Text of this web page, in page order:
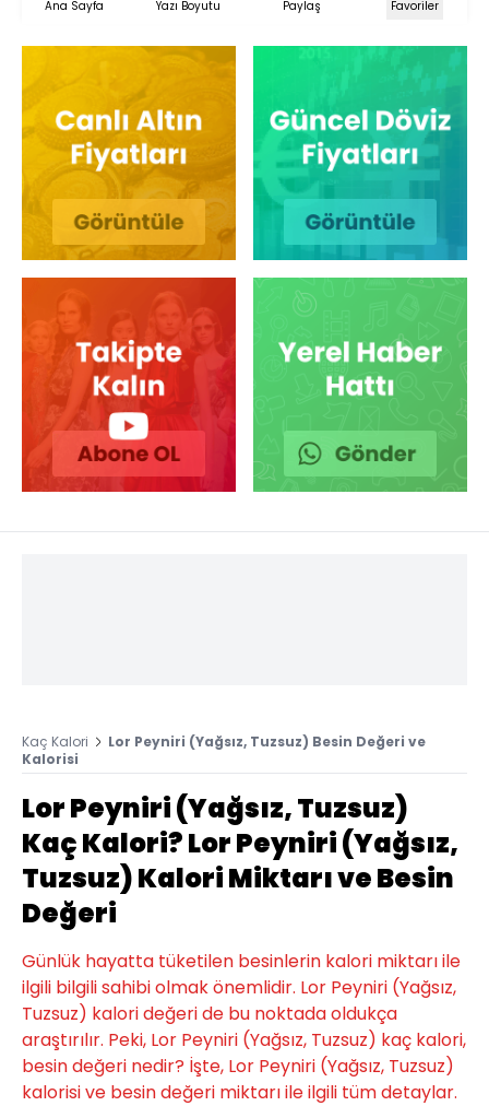
Ana Sayfa Yazı Boyutu Paylaş Favoriler
Kaç Kalori
Lor Peyniri (Yağsız, Tuzsuz) Besin Değeri ve
Kalorisi
Lor Peyniri (Yağsız, Tuzsuz)
Kaç Kalori? Lor Peyniri (Yağsız,
Tuzsuz) Kalori Miktarı ve Besin
Değeri
Günlük hayatta tüketilen besinlerin kalori miktarı ile
ilgili bilgili sahibi olmak önemlidir. Lor Peyniri (Yağsız,
Tuzsuz) kalori değeri de bu noktada oldukça
araştırılır. Peki, Lor Peyniri (Yağsız, Tuzsuz) kaç kalori,
besin değeri nedir? İşte, Lor Peyniri (Yağsız, Tuzsuz)
kalorisi ve besin değeri miktarı ile ilgili tüm detaylar.